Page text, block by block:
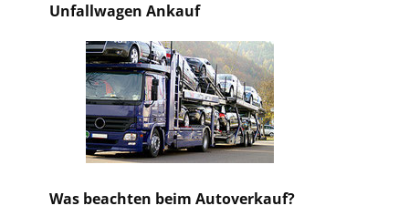
Unfallwagen Ankauf
Was beachten beim Autoverkauf?